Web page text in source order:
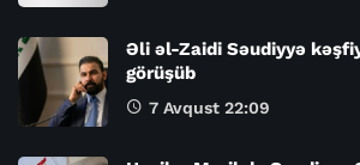
Əli əl-Zaidi Səudiyyə
görüşüb
7 Avqust 22:09